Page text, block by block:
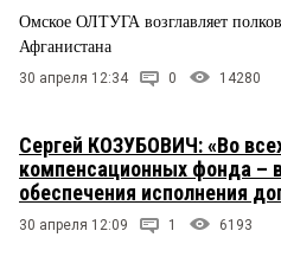
Омское ОЛТУГА возглавляет
Афганистана
30 апреля 12:34 0 14280
Сергей КОЗУБОВИЧ: «Во
компенсационных фонда –
обеспечения исполнения
30 апреля 12:09 1 6193